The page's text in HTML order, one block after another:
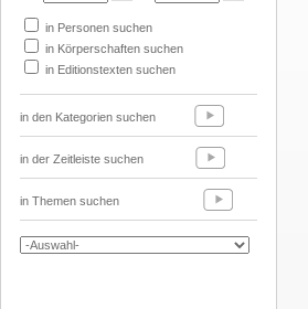
in Personen suchen
in Körperschaften suchen
in Editionstexten suchen
in den Kategorien suchen
in der Zeitleiste suchen
in Themen suchen